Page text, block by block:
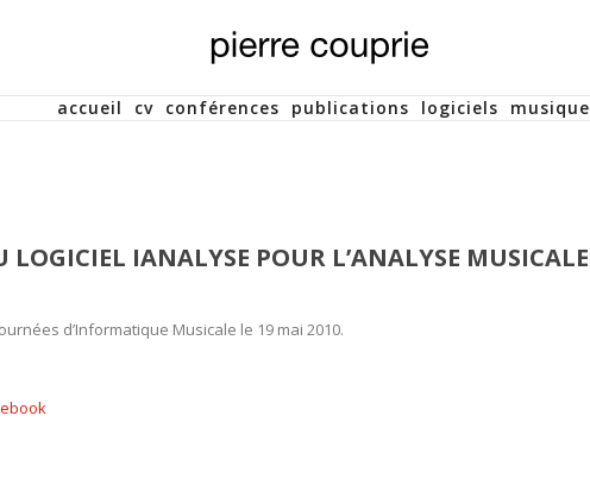
accueil cv conférences publications logiciels musique
IANALYSE POUR L’ANALYSE MUSICALE
d’Informatique Musicale le 19 mai 2010.